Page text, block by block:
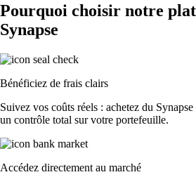
Pourquoi choisir notre
Synapse
Bénéficiez de frais clairs
Suivez vos coûts réels : achetez du
un contrôle total sur votre portefeuille.
Accédez directement au marché